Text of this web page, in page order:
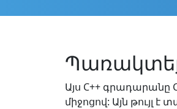
Պառակտեք
Այս C++ գրադարանը
միջոցով: Այն թույլ